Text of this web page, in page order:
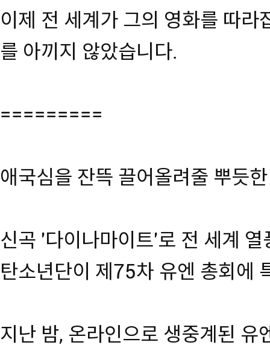
이제 전 세계가 그의 영화를 따라
를 아끼지 않았습니다.
=========
애국심을 잔뜩 끌어올려줄 뿌듯
신곡 '다이나마이트'로 전 세계
탄소년단이 제75차 유엔 총회에
지난 밤, 온라인으로 생중계된 유